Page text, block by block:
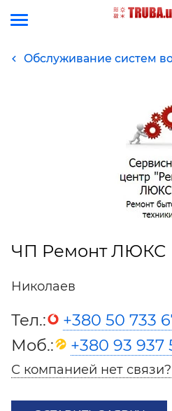
Обслуживание систем
ЧП Ремонт ЛЮКС
Николаев
Тел.:
+380 50 733
Моб.:
+380 93 937
С компанией нет связи?